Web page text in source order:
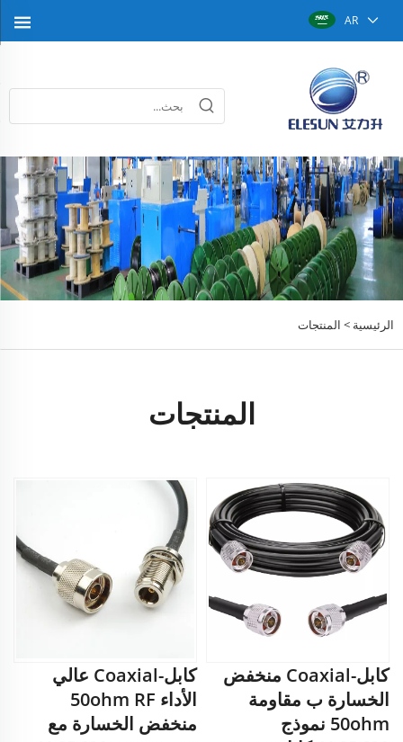
AR
الرئيسية > المنتجات
المنتجات
كابل-Coaxial منخفض
الخسارة ب مقاومة
50ohm نموذج
كابل-Coaxial عالي
الأداء 50ohm RF
منخفض الخسارة مع